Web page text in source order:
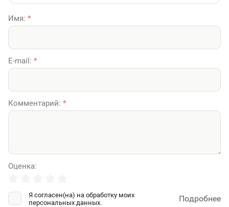
Имя: *
E-mail: *
Комментарий: *
Оценка:
Я согласен(на) на обработку моих
персональных данных.
Подробнее